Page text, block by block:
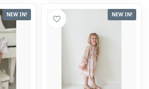
NEW IN! NEW IN!